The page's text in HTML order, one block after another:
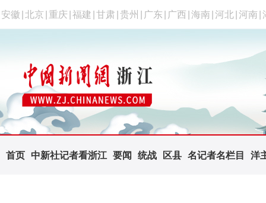
安徽 北京 重庆 福建 甘肃 贵州 广东 广西 海南 河北 河南
首页 中新社记者看浙江 要闻 统战 区县 名记者名栏目 洋